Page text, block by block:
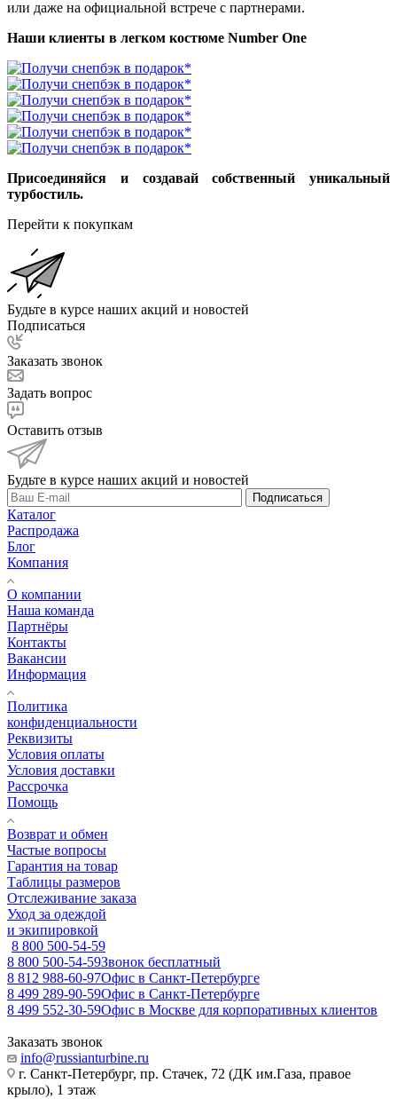
или даже на официальной встрече с партнерами.
Наши клиенты в легком костюме Number One
Присоединяйся и создавай собственный уникальный
турбостиль.
Перейти к покупкам
Будьте в курсе наших акций и новостей
Подписаться
Заказать звонок
Задать вопрос
Оставить отзыв
Будьте в курсе наших акций и новостей
Подписаться
Каталог
Распродажа
Блог
Компания
О компании
Наша команда
Партнёры
Контакты
Вакансии
Информация
Политика
конфиденциальности
Реквизиты
Условия оплаты
Условия доставки
Рассрочка
Помощь
Возврат и обмен
Частые вопросы
Гарантия на товар
Таблицы размеров
Отслеживание заказа
Уход за одеждой
и экипировкой
8 800 500-54-59
8 800 500-54-59Звонок бесплатный
8 812 988-60-97Офис в Санкт-Петербурге
8 499 289-90-59Офис в Санкт-Петербурге
8 499 552-30-59Офис в Москве для корпоративных клиентов
Заказать звонок
info@russianturbine.ru
г. Санкт-Петербург, пр. Стачек, 72 (ДК им.Газа, правое
крыло), 1 этаж